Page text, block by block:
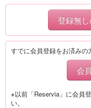
登録無
すでに会員登録をお済みの
会
※以前「Reservia」に会員
い。